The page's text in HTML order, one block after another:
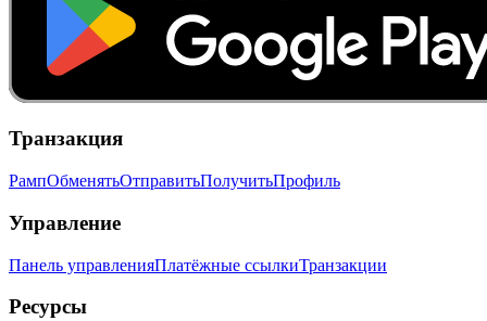
Транзакция
РампОбменятьОтправитьПолучитьПрофиль
Управление
Панель управленияПлатёжные ссылкиТранзакции
Ресурсы